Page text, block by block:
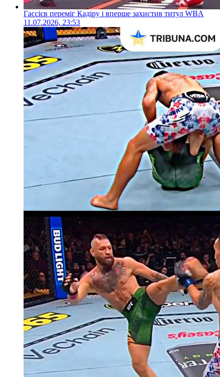
Гассієв переміг Кадіру і вперше захистив титул WBA
11.07.2026, 23:53